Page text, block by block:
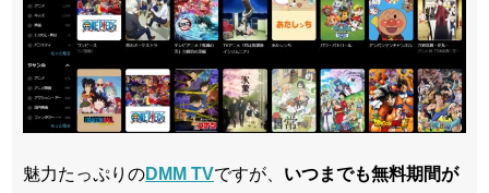
魅力たっぷりのDMM TVですが、 いつまでも無料期間が